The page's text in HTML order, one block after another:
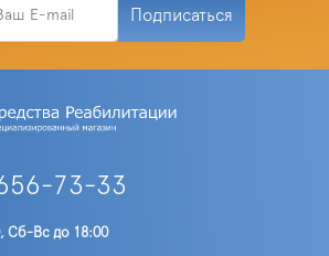
Подписаться
73-33
Сб-Вс до 18:00